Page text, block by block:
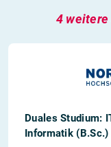
4
Duales Studium:
Informatik